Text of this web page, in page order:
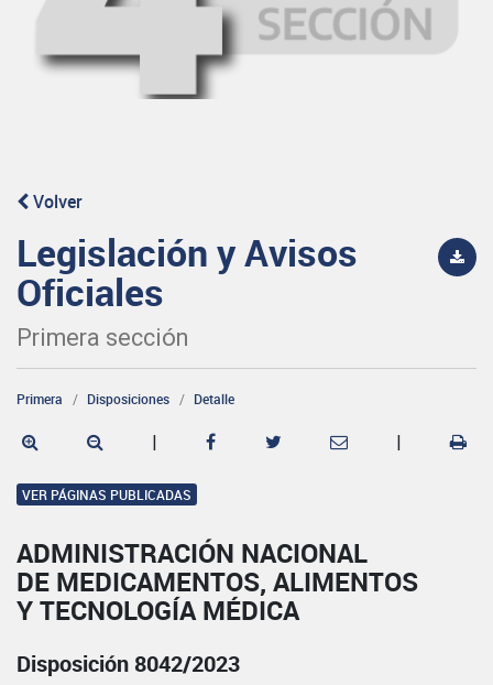
Volver
Legislación y Avisos
Oficiales
Primera sección
Primera Disposiciones Detalle
| |
VER PÁGINAS PUBLICADAS
ADMINISTRACIÓN NACIONAL
DE MEDICAMENTOS, ALIMENTOS
Y TECNOLOGÍA MÉDICA
Disposición 8042/2023